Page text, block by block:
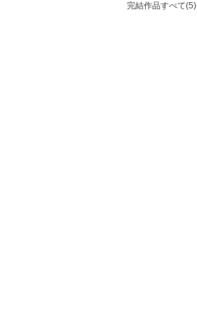
完結作品すべて(5)